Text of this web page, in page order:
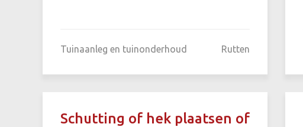
Tuinaanleg en tuinonderhoud Rutten
Schutting of hek plaatsen of